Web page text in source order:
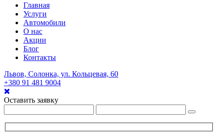
Главная
Услуги
Автомобили
О нас
Акции
Блог
Контакты
Львов, Солонка, ул. Кольцевая, 60
+380 91 481 9004
Оставить заявку